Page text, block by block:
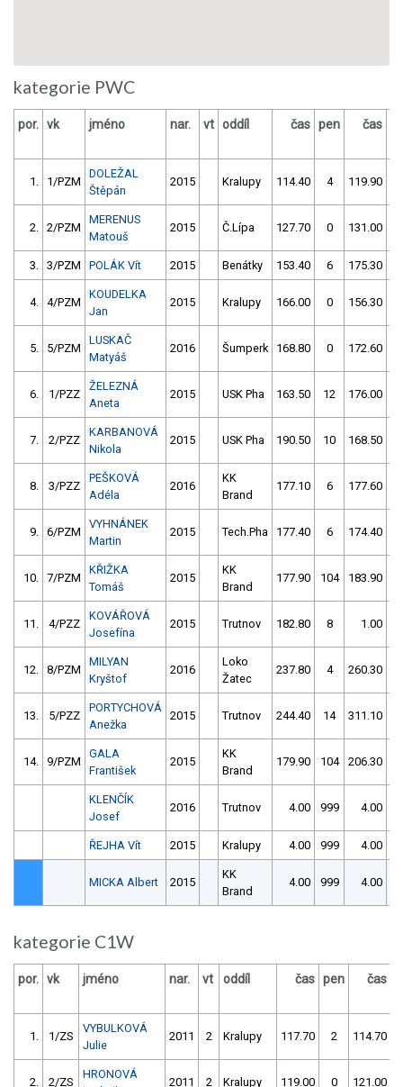
kategorie PWC
por. vk jméno nar. vt oddíl čas pen čas
1. 1/PZM
DOLEŽAL
Štěpán
2015 Kralupy 114.40 4 119.90
2. 2/PZM
MERENUS
Matouš
2015 Č.Lípa 127.70 0 131.00
3. 3/PZM POLÁK Vít 2015 Benátky 153.40 6 175.30
4. 4/PZM
KOUDELKA
Jan
2015 Kralupy 166.00 0 156.30
5. 5/PZM
LUSKAČ
Matyáš
2016 Šumperk 168.80 0 172.60
6. 1/PZZ
ŽELEZNÁ
Aneta
2015 USK Pha 163.50 12 176.00
7. 2/PZZ
KARBANOVÁ
Nikola
2015 USK Pha 190.50 10 168.50
8. 3/PZZ
PEŠKOVÁ
Adéla
2016
KK
Brand
177.10 6 177.60
9. 6/PZM
VYHNÁNEK
Martin
2015 Tech.Pha 177.40 6 174.40
10. 7/PZM
KŘIŽKA
Tomáš
2015
KK
Brand
177.90 104 183.90
11. 4/PZZ
KOVÁŘOVÁ
Josefína
2015 Trutnov 182.80 8 1.00
12. 8/PZM
MILYAN
Kryštof
2016
Loko
Žatec
237.80 4 260.30
13. 5/PZZ
PORTYCHOVÁ
Anežka
2015 Trutnov 244.40 14 311.10
14. 9/PZM
GALA
František
2015
KK
Brand
179.90 104 206.30
KLENČÍK
Josef
2016 Trutnov 4.00 999 4.00
ŘEJHA Vít 2015 Kralupy 4.00 999 4.00
MICKA Albert 2015
KK
Brand
4.00 999 4.00
kategorie C1W
por. vk jméno nar. vt oddíl čas pen čas
1. 1/ZS
VYBULKOVÁ
Julie
2011 2 Kralupy 117.70 2 114.70
2. 2/ZS
HRONOVÁ
2011 2 Kralupy 119.00 0 121.00